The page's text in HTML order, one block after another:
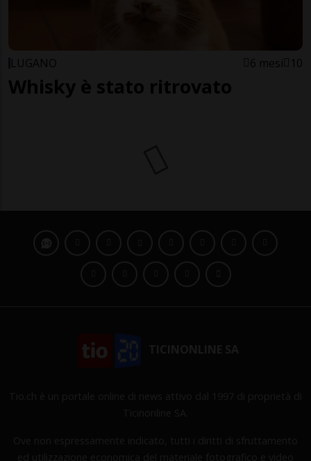
LUGANO 6 mesi 10
Whisky è stato ritrovato
addosso?»